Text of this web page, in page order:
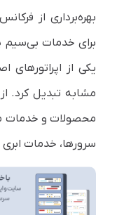
برای خدمات بی‌سیم
مشابه تبدیل کرد.
محصولات و خدمات
سرورها، خدمات